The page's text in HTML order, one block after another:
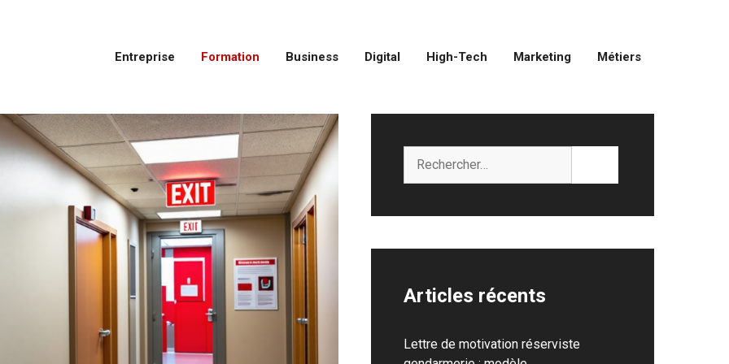
Entreprise Formation Business Digital High-Tech Marketing Métiers
Articles récents
Lettre de motivation réserviste